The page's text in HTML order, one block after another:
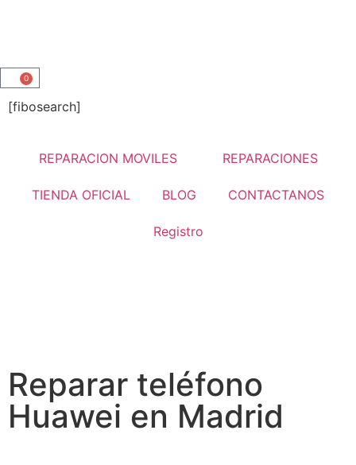
0
[fibosearch]
REPARACION MOVILES REPARACIONES
TIENDA OFICIAL BLOG CONTACTANOS
Registro
Reparar teléfono
Huawei en Madrid